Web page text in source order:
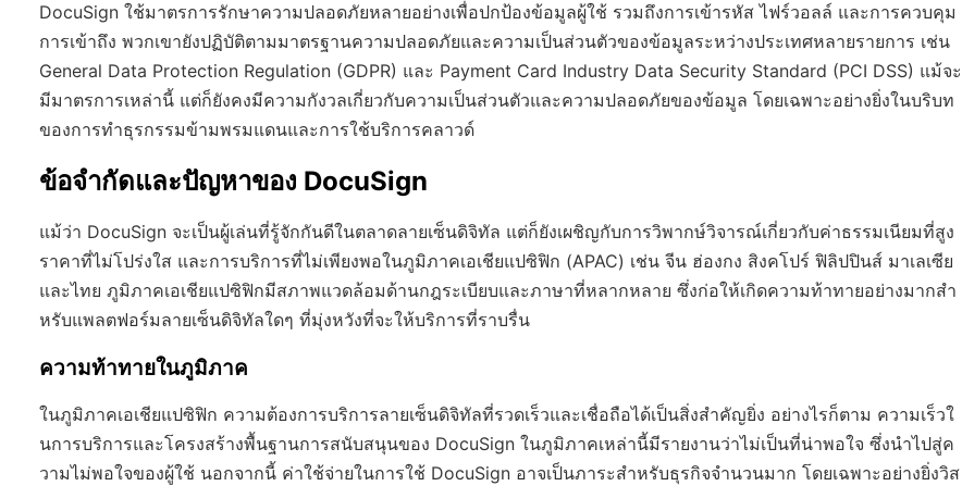
DocuSign ใช้มาตรการรักษาความปลอดภัยหลายอย่างเพื่อปกป้องข้อมูลผู้ใช้ รวมถึงการเข้ารหัส ไฟร์วอลล์ และการควบคุม
การเข้าถึง พวกเขายังปฏิบัติตามมาตรฐานความปลอดภัยและความเป็นส่วนตัวของข้อมูลระหว่างประเทศหลายรายการ เช่น
General Data Protection Regulation (GDPR) และ Payment Card Industry Data Security Standard (PCI DSS) แม้จะ
มีมาตรการเหล่านี้ แต่ก็ยังคงมีความกังวลเกี่ยวกับความเป็นส่วนตัวและความปลอดภัยของข้อมูล โดยเฉพาะอย่างยิ่งในบริบท
ของการทำธุรกรรมข้ามพรมแดนและการใช้บริการคลาวด์
ข้อจำกัดและปัญหาของ DocuSign
แม้ว่า DocuSign จะเป็นผู้เล่นที่รู้จักกันดีในตลาดลายเซ็นดิจิทัล แต่ก็ยังเผชิญกับการวิพากษ์วิจารณ์เกี่ยวกับค่าธรรมเนียมที่สูง
ราคาที่ไม่โปร่งใส และการบริการที่ไม่เพียงพอในภูมิภาคเอเชียแปซิฟิก (APAC) เช่น จีน ฮ่องกง สิงคโปร์ ฟิลิปปินส์ มาเลเซีย
และไทย ภูมิภาคเอเชียแปซิฟิกมีสภาพแวดล้อมด้านกฎระเบียบและภาษาที่หลากหลาย ซึ่งก่อให้เกิดความท้าทายอย่างมากสำ
หรับแพลตฟอร์มลายเซ็นดิจิทัลใดๆ ที่มุ่งหวังที่จะให้บริการที่ราบรื่น
ความท้าทายในภูมิภาค
ในภูมิภาคเอเชียแปซิฟิก ความต้องการบริการลายเซ็นดิจิทัลที่รวดเร็วและเชื่อถือได้เป็นสิ่งสำคัญยิ่ง อย่างไรก็ตาม ความเร็วใ
นการบริการและโครงสร้างพื้นฐานการสนับสนุนของ DocuSign ในภูมิภาคเหล่านี้มีรายงานว่าไม่เป็นที่น่าพอใจ ซึ่งนำไปสู่ค
วามไม่พอใจของผู้ใช้ นอกจากนี้ ค่าใช้จ่ายในการใช้ DocuSign อาจเป็นภาระสำหรับธุรกิจจำนวนมาก โดยเฉพาะอย่างยิ่งวิส